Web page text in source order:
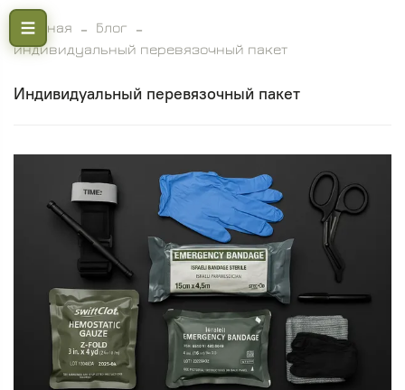
Главная
Блог
индивидуальный перевязочный пакет
индивидуальный перевязочный пакет